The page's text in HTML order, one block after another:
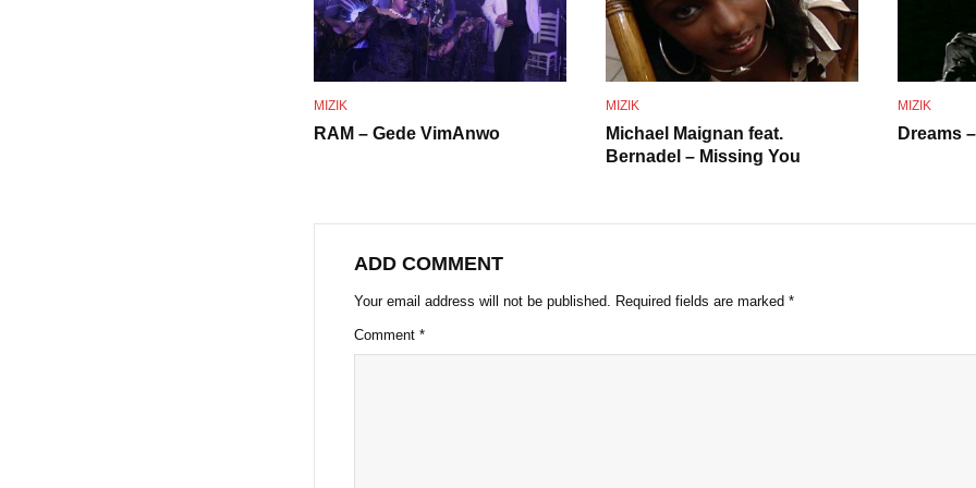
o
MIZIK
RAM – Gede VimAnwo
MIZIK
Michael Maignan feat.
Bernadel – Missing You
MIZIK
Dreams
ADD COMMENT
Your email address will not be published. Required fields are marked *
Comment *